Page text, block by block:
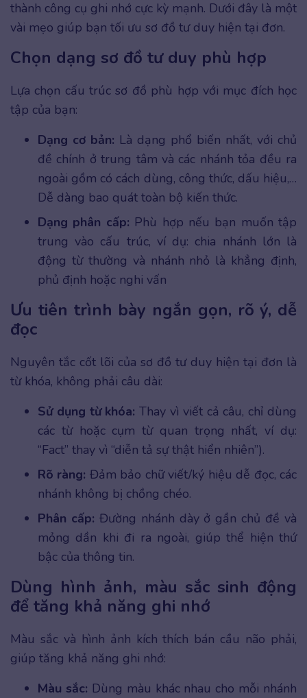
thành công cụ ghi nhớ cực kỳ mạnh. Dưới đây là một
vài mẹo giúp bạn tối ưu sơ đồ tư duy hiện tại đơn.
Chọn dạng sơ đồ tư duy phù hợp
Lựa chọn cấu trúc sơ đồ phù hợp với mục đích học
tập của bạn:
Dạng cơ bản: Là dạng phổ biến nhất, với chủ
đề chính ở trung tâm và các nhánh tỏa đều ra
ngoài gồm có cách dùng, công thức, dấu hiệu,…
Dễ dàng bao quát toàn bộ kiến thức.
Dạng phân cấp: Phù hợp nếu bạn muốn tập
trung vào cấu trúc, ví dụ: chia nhánh lớn là
động từ thường và nhánh nhỏ là khẳng định,
phủ định hoặc nghi vấn
Ưu tiên trình bày ngắn gọn, rõ ý, dễ
đọc
Nguyên tắc cốt lõi của sơ đồ tư duy hiện tại đơn là
từ khóa, không phải câu dài:
Sử dụng từ khóa: Thay vì viết cả câu, chỉ dùng
các từ hoặc cụm từ quan trọng nhất, ví dụ:
“Fact” thay vì “diễn tả sự thật hiển nhiên”).
Rõ ràng: Đảm bảo chữ viết/ký hiệu dễ đọc, các
nhánh không bị chồng chéo.
Phân cấp: Đường nhánh dày ở gần chủ đề và
mỏng dần khi đi ra ngoài, giúp thể hiện thứ
bậc của thông tin.
Dùng hình ảnh, màu sắc sinh động
để tăng khả năng ghi nhớ
Màu sắc và hình ảnh kích thích bán cầu não phải,
giúp tăng khả năng ghi nhớ:
Màu sắc: Dùng màu khác nhau cho mỗi nhánh